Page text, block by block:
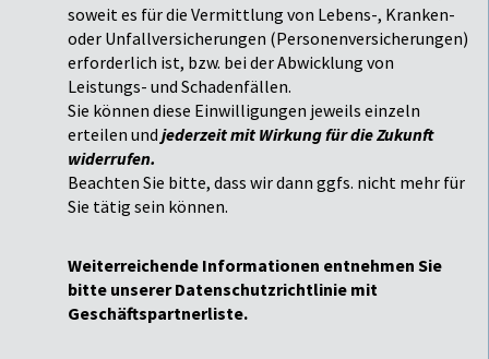
soweit es für die Vermittlung von Lebens-, Kranken-
oder Unfallversicherungen (Personenversicherungen)
erforderlich ist, bzw. bei der Abwicklung von
Leistungs- und Schadenfällen.
Sie können diese Einwilligungen jeweils einzeln
erteilen undjederzeit mit Wirkung für die Zukunft
widerrufen.
Beachten Sie bitte, dass wir dann ggfs. nicht mehr für
Sie tätig sein können.
Weiterreichende Informationen entnehmen Sie
bitte unserer Datenschutzrichtlinie mit
Geschäftspartnerliste.